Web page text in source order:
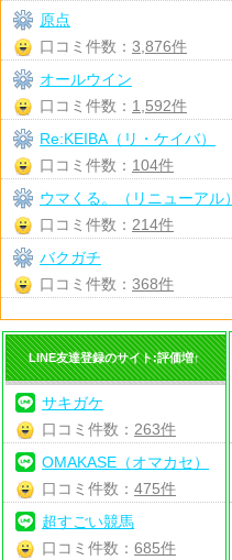
原点
口コミ件数： 3,876件
オールウイン
口コミ件数： 1,592件
Re:KEIBA（リ・ケイバ）
口コミ件数： 104件
ウマくる。（リニューアル）
口コミ件数： 214件
バクガチ
口コミ件数： 368件
LINE友達登録のサイト:評価増↑
サキガケ
口コミ件数： 263件
OMAKASE（オマカセ）
口コミ件数：475件
超すごい競馬
口コミ件数：685件